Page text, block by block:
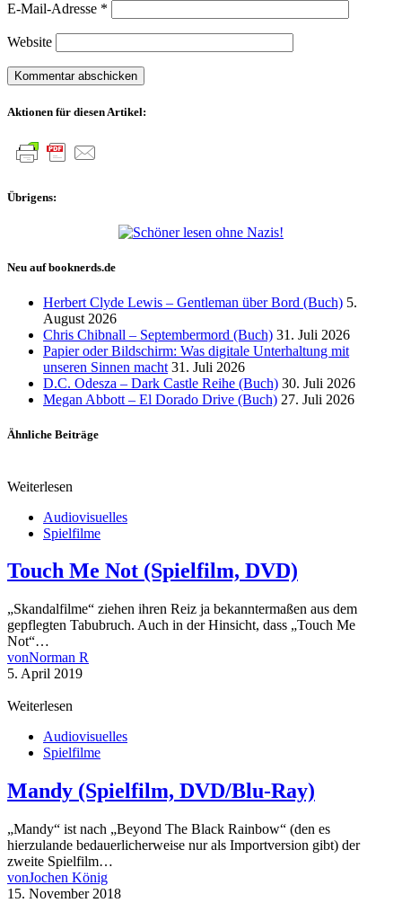
E-Mail-Adresse *
Website
Aktionen für diesen Artikel:
Übrigens:
Neu auf booknerds.de
Herbert Clyde Lewis – Gentleman über Bord (Buch) 5.
August 2026
Chris Chibnall – Septembermord (Buch) 31. Juli 2026
Papier oder Bildschirm: Was digitale Unterhaltung mit
unseren Sinnen macht 31. Juli 2026
D.C. Odesza – Dark Castle Reihe (Buch) 30. Juli 2026
Megan Abbott – El Dorado Drive (Buch) 27. Juli 2026
Ähnliche Beiträge
Weiterlesen
Audiovisuelles
Spielfilme
Touch Me Not (Spielfilm, DVD)
„Skandalfilme“ ziehen ihren Reiz ja bekanntermaßen aus dem
gepflegten Tabubruch. Auch in der Hinsicht, dass „Touch Me
Not“…
vonNorman R
5. April 2019
Weiterlesen
Audiovisuelles
Spielfilme
Mandy (Spielfilm, DVD/Blu-Ray)
„Mandy“ ist nach „Beyond The Black Rainbow“ (den es
hierzulande bedauerlicherweise nur als Importversion gibt) der
zweite Spielfilm…
vonJochen König
15. November 2018